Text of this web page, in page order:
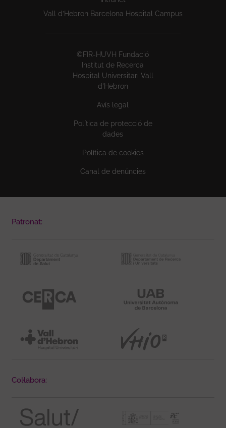
Vall d’Hebron Barcelona Hospital Campus
©FIR-HUVH Fundació
Institut de Recerca
Hospital Universitari Vall
d'Hebron
Avís legal
Política de protecció de
dades
Política de cookies
Canal de denúncies
Patronat:
Col·labora: